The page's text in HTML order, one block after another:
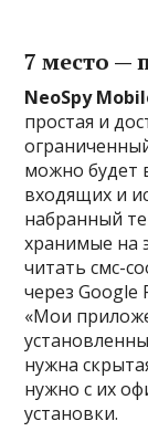
7 место —
NeoSpy
простая и
можно будет
входящих и
набранный
хранимые на
читать смс-
через Google
«Мои
нужна
нужно с их
установки.